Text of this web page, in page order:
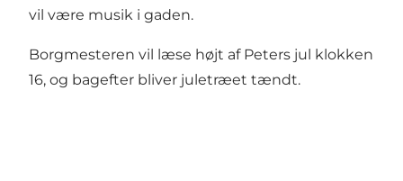
vil være musik i gaden.
Borgmesteren vil læse højt af Peters jul klokken
16, og bagefter bliver juletræet tændt.